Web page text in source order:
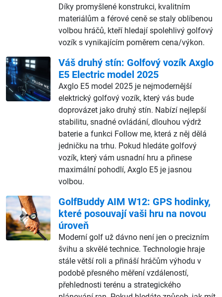
Díky promyšlené konstrukci, kvalitním
materiálům a férové ceně se staly oblíbenou
volbou hráčů, kteří hledají spolehlivý golfový
vozík s vynikajícím poměrem cena/výkon.
Váš druhý stín: Golfový vozík Axglo
E5 Electric model 2025
Axglo E5 model 2025 je nejmodernější
elektrický golfový vozík, který vás bude
doprovázet jako druhý stín. Nabízí nejlepší
stabilitu, snadné ovládání, dlouhou výdrž
baterie a funkci Follow me, která z něj dělá
jedničku na trhu. Pokud hledáte golfový
vozík, který vám usnadní hru a přinese
maximální pohodlí, Axglo E5 je jasnou
volbou.
GolfBuddy AIM W12: GPS hodinky,
které posouvají vaši hru na novou
úroveň
Moderní golf už dávno není jen o precizním
švihu a skvělé technice. Technologie hraje
stále větší roli a přináší hráčům výhodu v
podobě přesného měření vzdáleností,
přehlednosti terénu a strategického